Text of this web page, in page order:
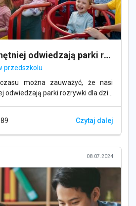
Polacy coraz chętniej odwiedzają parki rozrywki dla dzieci w Niemczech
przedszkolu
można zauważyć, że nasi
odwiedzają parki rozrywki dla dzi...
Czytaj dalej
08.07.2024